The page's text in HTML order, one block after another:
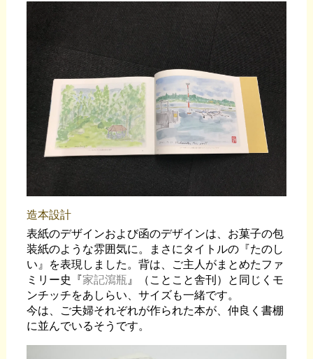
造本設計
表紙のデザインおよび函のデザインは、お菓子の包
装紙のような雰囲気に。まさにタイトルの『たのし
い』を表現しました。背は、ご主人がまとめたファ
ミリー史『家記瀉瓶 』（ことこと舎刊）と同じくモ
ンチッチをあしらい、サイズも一緒です。
今は、ご夫婦それぞれが作られた本が、仲良く書棚
に並んでいるそうです。